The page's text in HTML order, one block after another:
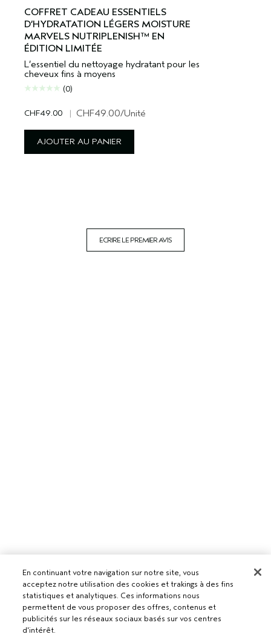
COFFRET CADEAU ESSENTIELS
D’HYDRATATION LÉGERS MOISTURE
MARVELS NUTRIPLENISH™ EN
ÉDITION LIMITÉE
L’essentiel du nettoyage hydratant pour les
cheveux fins à moyens
(0)
CHF49.00 | CHF49.00/Unité
AJOUTER AU PANIER
ECRIRE LE PREMIER AVIS
Pour les professionnels
DEVENIR UN SALON AVEDA
Besoin d’aide ?
RETOURS ET ÉCHANGES
En continuant votre navigation sur notre site, vous
acceptez notre utilisation des cookies et trakings à des fins
statistiques et analytiques. Ces informations nous
permettent de vous proposer des offres, contenus et
publicités sur les réseaux sociaux basés sur vos centres
d'intérêt.